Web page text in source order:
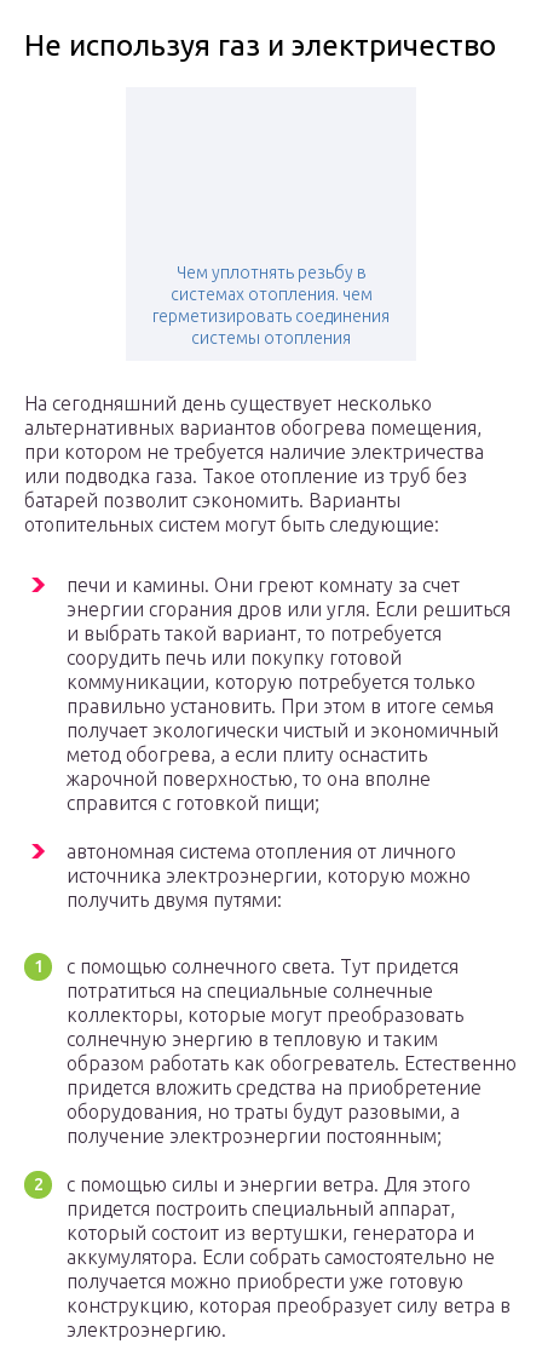
Не используя газ и электричество
Чем уплотнять резьбу в
системах отопления. чем
герметизировать соединения
системы отопления
На сегодняшний день существует несколько
альтернативных вариантов обогрева помещения,
при котором не требуется наличие электричества
или подводка газа. Такое отопление из труб без
батарей позволит сэкономить. Варианты
отопительных систем могут быть следующие:
печи и камины. Они греют комнату за счет
энергии сгорания дров или угля. Если решиться
и выбрать такой вариант, то потребуется
соорудить печь или покупку готовой
коммуникации, которую потребуется только
правильно установить. При этом в итоге семья
получает экологически чистый и экономичный
метод обогрева, а если плиту оснастить
жарочной поверхностью, то она вполне
справится с готовкой пищи;
автономная система отопления от личного
источника электроэнергии, которую можно
получить двумя путями:
с помощью солнечного света. Тут придется
потратиться на специальные солнечные
коллекторы, которые могут преобразовать
солнечную энергию в тепловую и таким
образом работать как обогреватель. Естественно
придется вложить средства на приобретение
оборудования, но траты будут разовыми, а
получение электроэнергии постоянным;
с помощью силы и энергии ветра. Для этого
придется построить специальный аппарат,
который состоит из вертушки, генератора и
аккумулятора. Если собрать самостоятельно не
получается можно приобрести уже готовую
конструкцию, которая преобразует силу ветра в
электроэнергию.